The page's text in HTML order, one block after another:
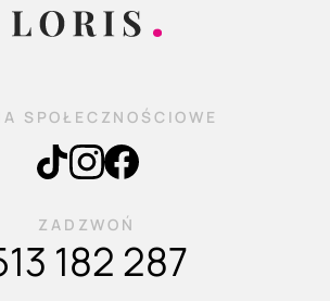
SPOŁECZNOŚCIOWE
ZADZWOŃ
182 287